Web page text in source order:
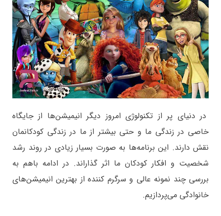
در دنیای پر از تکنولوژی امروز دیگر انیمیشن‌ها از جایگاه
خاصی در زندگی ما و حتی بیشتر از ما در زندگی کودکانمان
نقش دارند. این برنامه‌ها به صورت بسیار زیادی در روند رشد
شخصیت و افکار کودکان ما اثر گذاراند. در ادامه باهم به
بررسی چند نمونه عالی و سرگرم کننده از بهترین انیمیشن‌های
خانوادگی می‌پردازیم.